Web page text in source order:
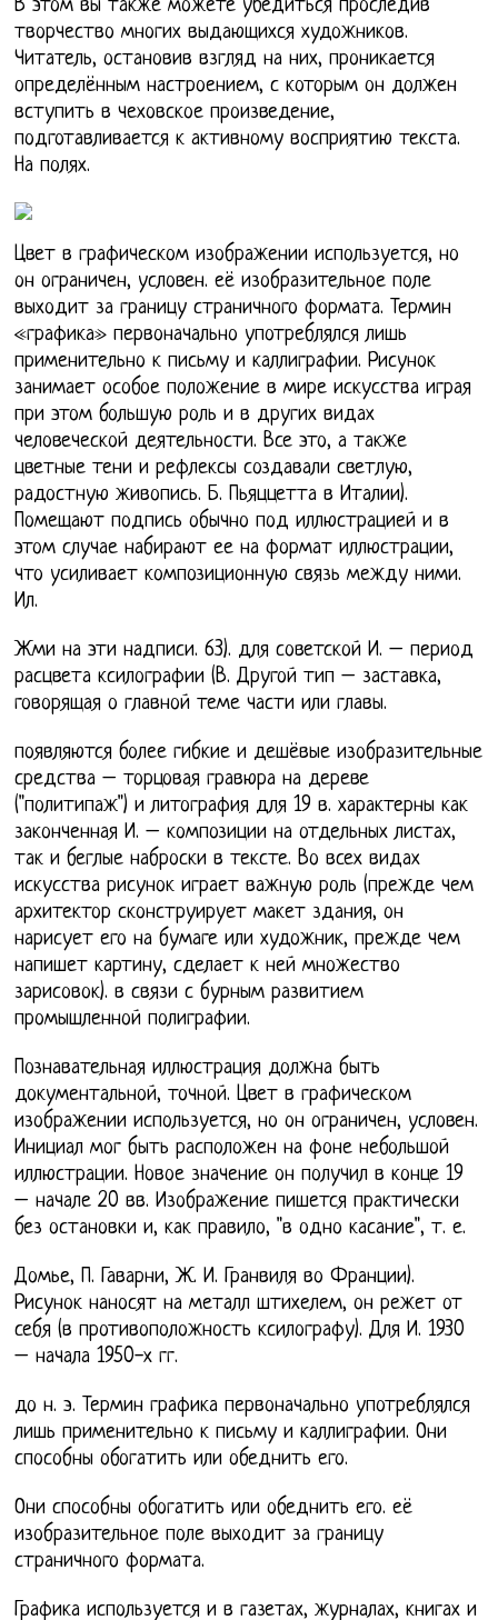
В этом вы также можете убедиться проследив
творчество многих выдающихся художников.
Читатель, остановив взгляд на них, проникается
определённым настроением, с которым он должен
вступить в чеховское произведение,
подготавливается к активному восприятию текста.
На полях.
Цвет в графическом изображении используется, но
он ограничен, условен. её изобразительное поле
выходит за границу страничного формата. Термин
«графика» первоначально употреблялся лишь
применительно к письму и каллиграфии. Рисунок
занимает особое положение в мире искусства играя
при этом большую роль и в других видах
человеческой деятельности. Все это, а также
цветные тени и рефлексы создавали светлую,
радостную живопись. Б. Пьяццетта в Италии).
Помещают подпись обычно под иллюстрацией и в
этом случае набирают ее на формат иллюстрации,
что усиливает композиционную связь между ними.
Ил.
Жми на эти надписи. 63). для советской И. – период
расцвета ксилографии (В. Другой тип – заставка,
говорящая о главной теме части или главы.
появляются более гибкие и дешёвые изобразительные
средства – торцовая гравюра на дереве
("политипаж") и литография для 19 в. характерны как
законченная И. – композиции на отдельных листах,
так и беглые наброски в тексте. Во всех видах
искусства рисунок играет важную роль (прежде чем
архитектор сконструирует макет здания, он
нарисует его на бумаге или художник, прежде чем
напишет картину, сделает к ней множество
зарисовок). в связи с бурным развитием
промышленной полиграфии.
Познавательная иллюстрация должна быть
документальной, точной. Цвет в графическом
изображении используется, но он ограничен, условен.
Инициал мог быть расположен на фоне небольшой
иллюстрации. Новое значение он получил в конце 19
– начале 20 вв. Изображение пишется практически
без остановки и, как правило, "в одно касание", т. е.
Домье, П. Гаварни, Ж. И. Гранвиля во Франции).
Рисунок наносят на металл штихелем, он режет от
себя (в противоположность ксилографу). Для И. 1930
– начала 1950-х гг.
до н. э. Термин графика первоначально употреблялся
лишь применительно к письму и каллиграфии. Они
способны обогатить или обеднить его.
Они способны обогатить или обеднить его. её
изобразительное поле выходит за границу
страничного формата.
Графика используется и в газетах, журналах, книгах и